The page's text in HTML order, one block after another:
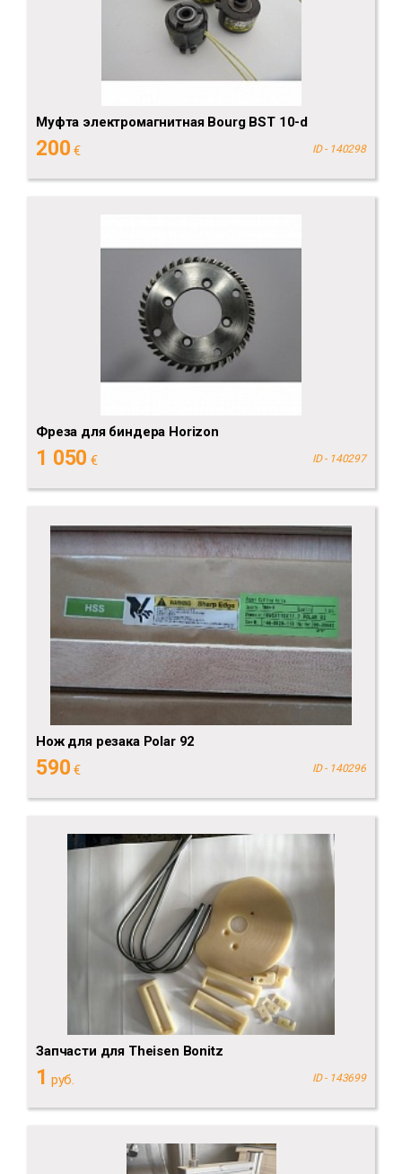
Муфта электромагнитная Bourg BST 10-d
200 € ID - 140298
Фреза для биндера Horizon
1 050 € ID - 140297
Нож для резака Polar 92
590 € ID - 140296
Запчасти для Theisen Bonitz
1 руб. ID - 143699